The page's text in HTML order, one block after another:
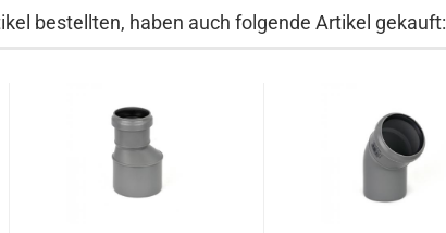
bestellten, haben auch folgende Artikel gekauft: